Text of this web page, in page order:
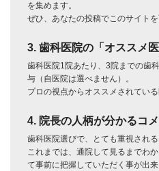
を集めます。
ぜひ、あなたの投稿でこのサイトを
3. 歯科医院の「オススメ
歯科医院1院あたり、3院までの歯
与（自医院は選べません）。
プロの視点からオススメされてい
4. 院長の人柄が分かるコ
歯科医院選びで、とても重視される
これまでは、通院して見るまでわ
て事前に把握していただく事が出来